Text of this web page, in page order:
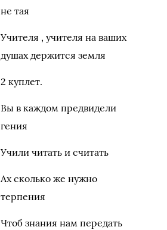
не тая
Учителя , учителя на ваших
душах держится земля
2 куплет.
Вы в каждом предвидели
гения
Учили читать и считать
Ах сколько же нужно
терпения
Чтоб знания нам передать